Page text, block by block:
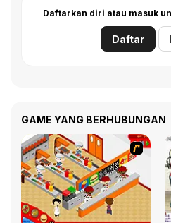
Daftarkan diri atau masuk
Daftar
GAME YANG BERHUBUNGAN